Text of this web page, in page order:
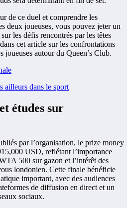
de ce duel et comprendre les
deux joueuses, vous pouvez jeter un
les défis rencontrés par les têtes
cet article sur les confrontations
joueuses autour du Queen’s Club.
ailleurs dans le sport
études sur
par l’organisation, le prize money
USD, reflétant l’importance
500 sur gazon et l’intérêt des
londonien. Cette finale bénéficie
important, avec des audiences
de diffusion en direct et un
sociaux.